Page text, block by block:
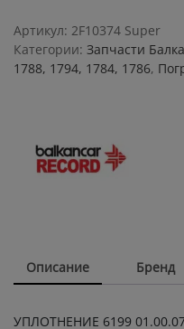
(прокладка)
вед.моста
1792
Артикул: 2F10374 Super
Категории: Запчасти
1788, 1794, 1784, 1786,
Описание Бренд
УПЛОТНЕНИЕ 6199